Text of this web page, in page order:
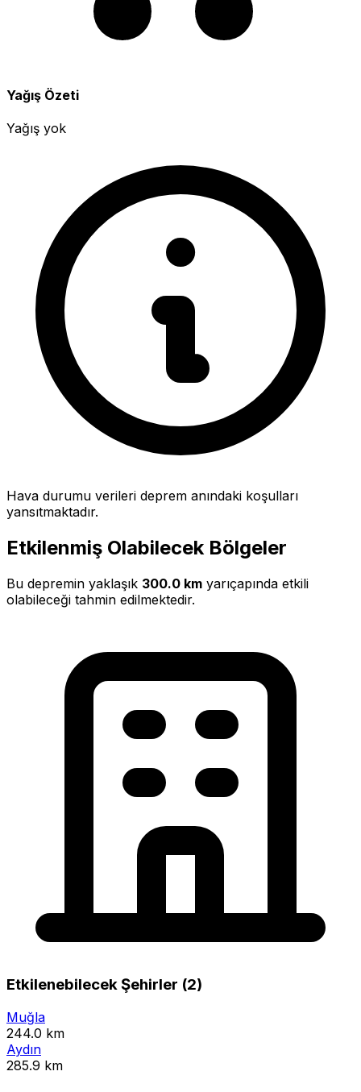
Yağış Özeti
Yağış yok
Hava durumu verileri deprem anındaki koşulları
yansıtmaktadır.
Etkilenmiş Olabilecek Bölgeler
Bu depremin yaklaşık 300.0 km yarıçapında etkili
olabileceği tahmin edilmektedir.
Etkilenebilecek Şehirler (2)
Muğla
244.0 km
Aydın
285.9 km